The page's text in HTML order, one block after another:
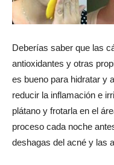
Deberías saber que las
antioxidantes y otras
es bueno para hidratar y
reducir la inflamación e
plátano y frotarla en el
proceso cada noche
deshagas del acné y las